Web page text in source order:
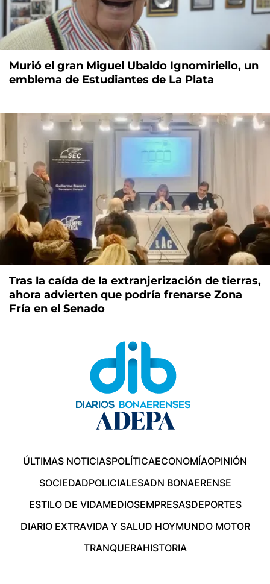
Murió el gran Miguel Ubaldo Ignomiriello, un
emblema de Estudiantes de La Plata
Tras la caída de la extranjerización de tierras,
ahora advierten que podría frenarse Zona
Fría en el Senado
ÚLTIMAS NOTICIASPOLÍTICAECONOMÍAOPINIÓN
SOCIEDADPOLICIALESADN BONAERENSE
ESTILO DE VIDAMEDIOSEMPRESASDEPORTES
DIARIO EXTRAVIDA Y SALUD HOYMUNDO MOTOR
TRANQUERAHISTORIA